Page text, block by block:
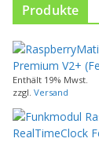
s
e
s
P
r
o
d
u
Produkte
Premium V2+
Enthält 19% Mwst.
zzgl. Versand